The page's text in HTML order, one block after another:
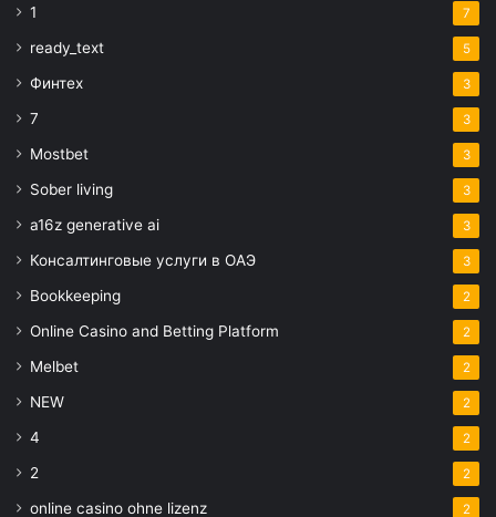
1 7
ready_text 5
Финтех 3
7 3
Mostbet 3
Sober living 3
a16z generative ai 3
Консалтинговые услуги в ОАЭ 3
Bookkeeping 2
Online Casino and Betting Platform 2
Melbet 2
NEW 2
4 2
2 2
online casino ohne lizenz 2